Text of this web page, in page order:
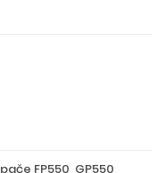
FP550, GP550,